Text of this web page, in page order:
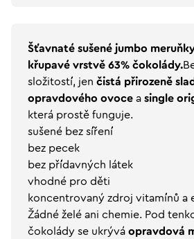
Šťavnaté sušené jumbo
křupavé vrstvě 63% čokolády.
složitostí, jen čistá přirozeně
opravdového ovoce a single
která prostě funguje.
sušené bez síření
bez pecek
bez přídavných látek
vhodné pro děti
koncentrovaný zdroj vitamínů a
Žádné želé ani chemie. Pod
čokolády se ukrývá opravdová